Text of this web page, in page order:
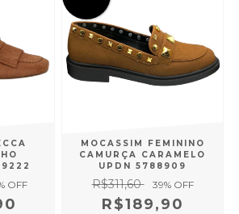
OFF
MOCASSIM FEMININO
CAMURÇA CARAMELO
UPDN 5788909
R$311,60 39% OFF
R$189,90